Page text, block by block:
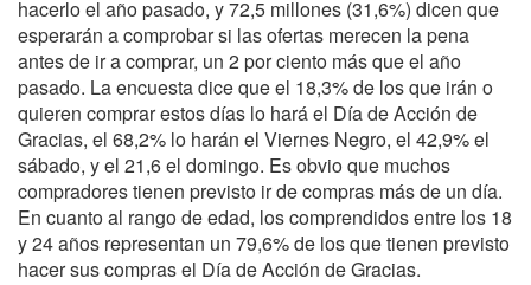
hacerlo el año pasado, y 72,5 millones (31,6%) dicen que
esperarán a comprobar si las ofertas merecen la pena
antes de ir a comprar, un 2 por ciento más que el año
pasado. La encuesta dice que el 18,3% de los que irán o
quieren comprar estos días lo hará el Día de Acción de
Gracias, el 68,2% lo harán el Viernes Negro, el 42,9% el
sábado, y el 21,6 el domingo. Es obvio que muchos
compradores tienen previsto ir de compras más de un día.
En cuanto al rango de edad, los comprendidos entre los 18
y 24 años representan un 79,6% de los que tienen previsto
hacer sus compras el Día de Acción de Gracias.